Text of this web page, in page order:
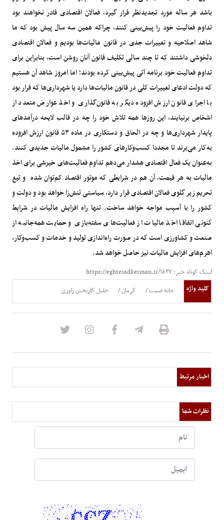
باشد هر ساله مورد تجدیدنظر قرار گیرد، فعالان اقتصادی قادر نخواهند بود
تداوم فعالیت خود را پیش‌بینی کنند، چراکه همین سه سال پیش بود که ما
شاهد اصلاحیه و تغییرات جدی در قانون مالیات‌ها بودیم و فعالان اقتصادی
دلخوشی داشتند که تا چند سالی تکلیف قانون آنان روشن است، بنابراین برای
تداوم فعالیت خود برنامه آتی پیش‌بینی کرده بودند؛ اما امروز شاهد آن هستیم
که دولت ادعای تغییرات کلی در قانون مالیات‌ها دارد یا شهرداری‌ها که قرار بود
با اجرای قانون ارزش افزوده دیگر به قانون‌گذاری و اخذ عوارض متعدد از
اشخاص برنیایند، این روزها همه تلاش خود را چه در قالب لایحه درآمدهای
پایدار شهرداری‌ها و چه در الحاق و دستکاری در ماده ۵۳ قانون ارزش افزوده
به‌کار می‌برند تا مجددا کسب‌وکارهای کشور را مشمول مالیات جدیدی کنند.
به‌عنوان یک فعال اقتصادی هشدار می‌دهم تداوم فعالیت‌های خیزشی برای اخذ
مالیات به هر قیمت، آن هم در شرایطی که موتور اقتصاد کم‌توان شده و تیغ
تحریم زیر گلوی فعالان اقتصادی قرار دارد، سیاستی تنش‌زا خواهد بود و دولت و
کشور را با آسیب مواجه خواهد ساخت. تنها راه افزایش مالیات در شرایط
کنونی اتفاقا اخذ مالیات از فعالیت‌های سفته‌بازی و حمایت همه‌جانبه از
صنعت و کشاورزی است که در صورت راه‌اندازی تولید و خدمات و کسب‌وکار،
اهرم‌های افزایش مالیات نیز حاصل خواهد شد.
لینک کوتاه خبر: https://eghtesadkerman.ir/۱۸۳۷
کلید واژه
خانه صمت کرمان جلیل کاربخش راوری
اخبار مرتبط
نظرات شما